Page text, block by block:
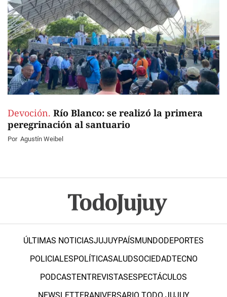
Devoción. Río Blanco: se realizó la primera
peregrinación al santuario
Por Agustín Weibel
ÚLTIMAS NOTICIASJUJUYPAÍSMUNDODEPORTES
POLICIALESPOLÍTICASALUDSOCIEDADTECNO
PODCASTENTREVISTASESPECTÁCULOS
NEWSLETTERANIVERSARIO TODO JUJUY